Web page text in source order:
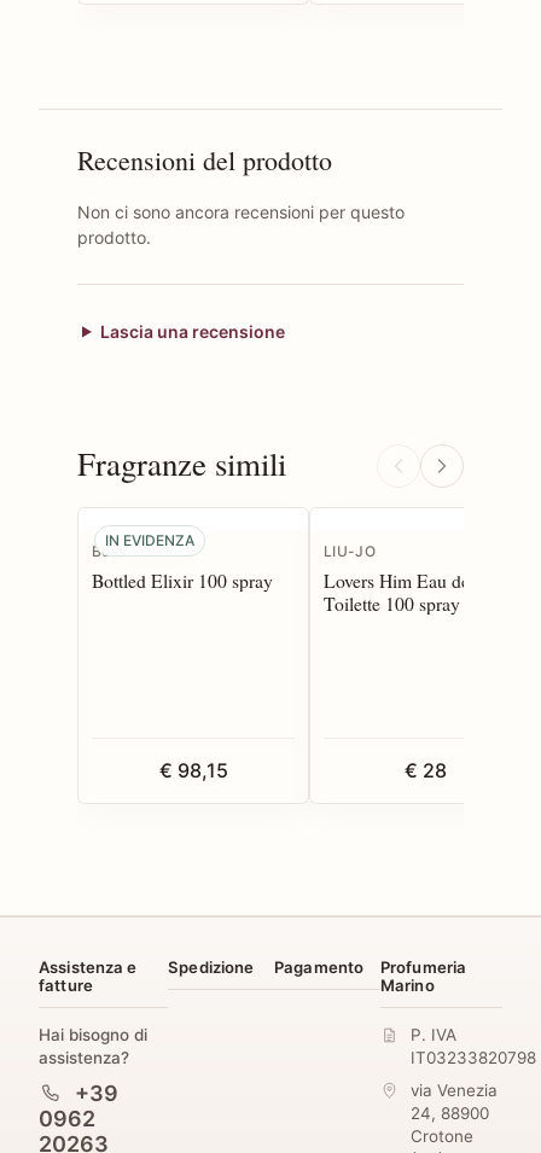
Recensioni del prodotto
Non ci sono ancora recensioni per questo
prodotto.
Lascia una recensione
Fragranze simili
IN EVIDENZA
Boss
Bottled Elixir 100 spray
€ 98,15
LIU-JO
Lovers Him Eau de
Toilette 100 spray
€ 28
Assistenza e
fatture
Hai bisogno di
assistenza?
+39
0962
20263
Spedizione Pagamento
Profumeria
Marino
P. IVA
IT03233820798
via Venezia
24, 88900
Crotone